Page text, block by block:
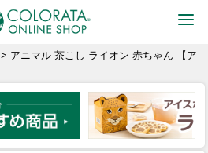
> アニマル 茶こし ライオン 赤ちゃん 【ア